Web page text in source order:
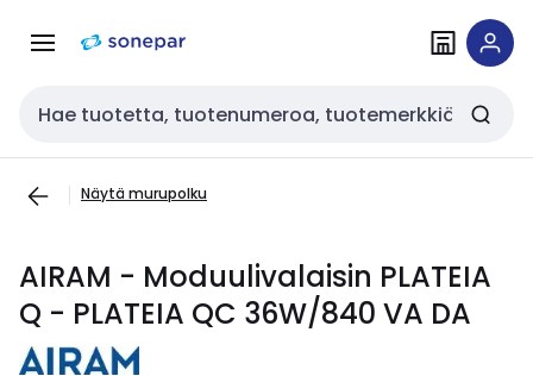
navigointiinsisältöön
Haku
Näytä murupolku
AIRAM - Moduulivalaisin PLATEIA
Q - PLATEIA QC 36W/840 VA DA